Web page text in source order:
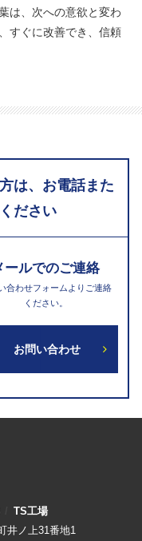
は、次への意欲と変わ
すぐに改善でき、信頼
は、お電話また
ださい
ールでのご連絡
合わせフォームよりご連絡
ください。
お問い合わせ
TS工場
井ノ上31番地1